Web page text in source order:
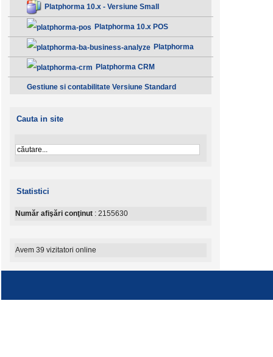
Versiune Expert
Platphorma 10.x - Versiune Small
Platphorma 10.x POS
Platphorma
B.A. Analiza afacerii - ClasicPlatphorma CRM
Gestiune si contabilitate Versiune Standard
Cauta in site
Statistici
Număr afişări conţinut : 2155630
Avem 39 vizitatori online